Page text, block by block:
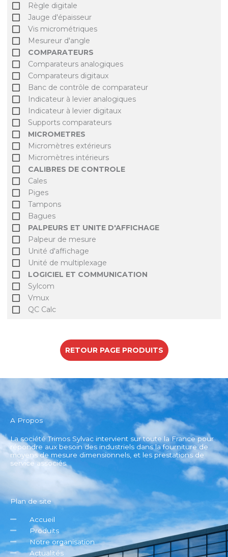
Règle digitale
Jauge d'épaisseur
Vis micrométriques
Mesureur d'angle
COMPARATEURS
Comparateurs analogiques
Comparateurs digitaux
Banc de contrôle de comparateur
Indicateur à levier analogiques
Indicateur à levier digitaux
Supports comparateurs
MICROMETRES
Micromètres extérieurs
Micromètres intérieurs
CALIBRES DE CONTROLE
Cales
Piges
Tampons
Bagues
PALPEURS ET UNITE D'AFFICHAGE
Palpeur de mesure
Unité d'affichage
Unité de multiplexage
LOGICIEL ET COMMUNICATION
Sylcom
Vmux
QC Calc
RETOUR PAGE PRODUITS
A Propos
La société Trimos Sylvac intervient sur toute la France pour
répondre aux besoin des industriels dans la fourniture de
moyens de mesure dimensionnels, et les prestations de
service associés.
Plan de site
Accueil
Produits
Notre organisation
Actualités